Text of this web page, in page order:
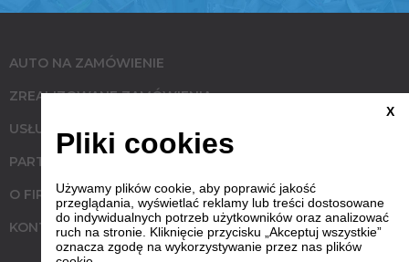
AUTO NA ZAMÓWIENIE
ZREALIZOWANE ZAMÓWIENIA
USŁUGI
PARTNERZY
O FIRMIE
KONTAKT
X
Pliki cookies
Używamy plików cookie, aby poprawić jakość
przeglądania, wyświetlać reklamy lub treści dostosowane
do indywidualnych potrzeb użytkowników oraz analizować
ruch na stronie. Kliknięcie przycisku „Akceptuj wszystkie”
oznacza zgodę na wykorzystywanie przez nas plików